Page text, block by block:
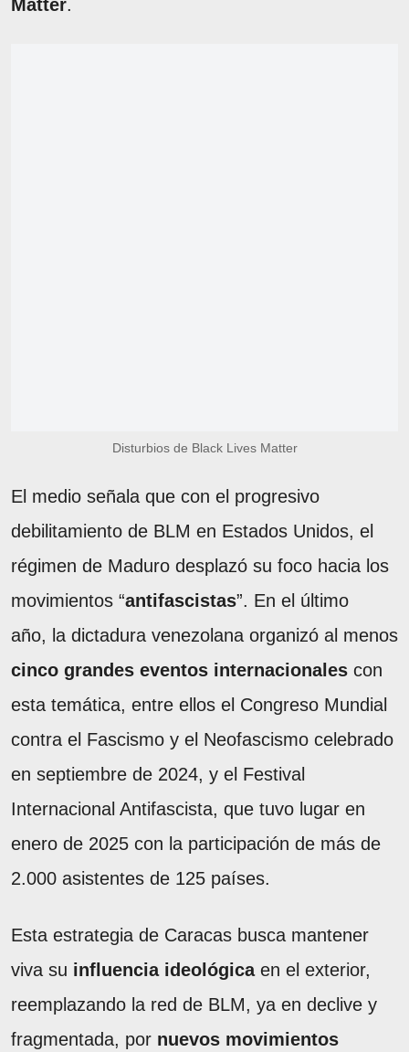
Matter.
Disturbios de Black Lives Matter
El medio señala que con el progresivo
debilitamiento de BLM en Estados Unidos, el
régimen de Maduro desplazó su foco hacia los
movimientos “antifascistas”. En el último
año, la dictadura venezolana organizó al menos
cinco grandes eventos internacionales con
esta temática, entre ellos el Congreso Mundial
contra el Fascismo y el Neofascismo celebrado
en septiembre de 2024, y el Festival
Internacional Antifascista, que tuvo lugar en
enero de 2025 con la participación de más de
2.000 asistentes de 125 países.
Esta estrategia de Caracas busca mantener
viva su influencia ideológicaen el exterior,
reemplazando la red de BLM, ya en declive y
fragmentada, por nuevos movimientos